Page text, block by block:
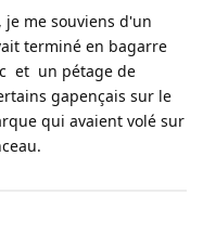
me souviens d'un
terminé en bagarre
et un pétage de
gapençais sur le
qui avaient volé sur